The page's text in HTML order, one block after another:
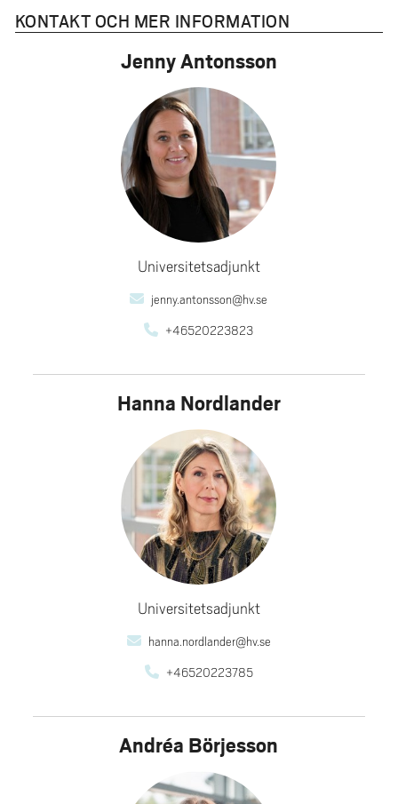
KONTAKT OCH MER INFORMATION
Jenny Antonsson
Universitetsadjunkt
jenny.antonsson@hv.se
+46520223823
Hanna Nordlander
Universitetsadjunkt
hanna.nordlander@hv.se
+46520223785
Andréa Börjesson